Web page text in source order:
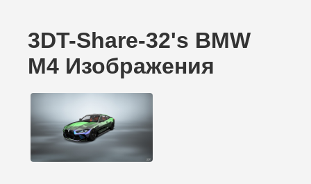
3DT-Share-32's BMW
M4 Изображения